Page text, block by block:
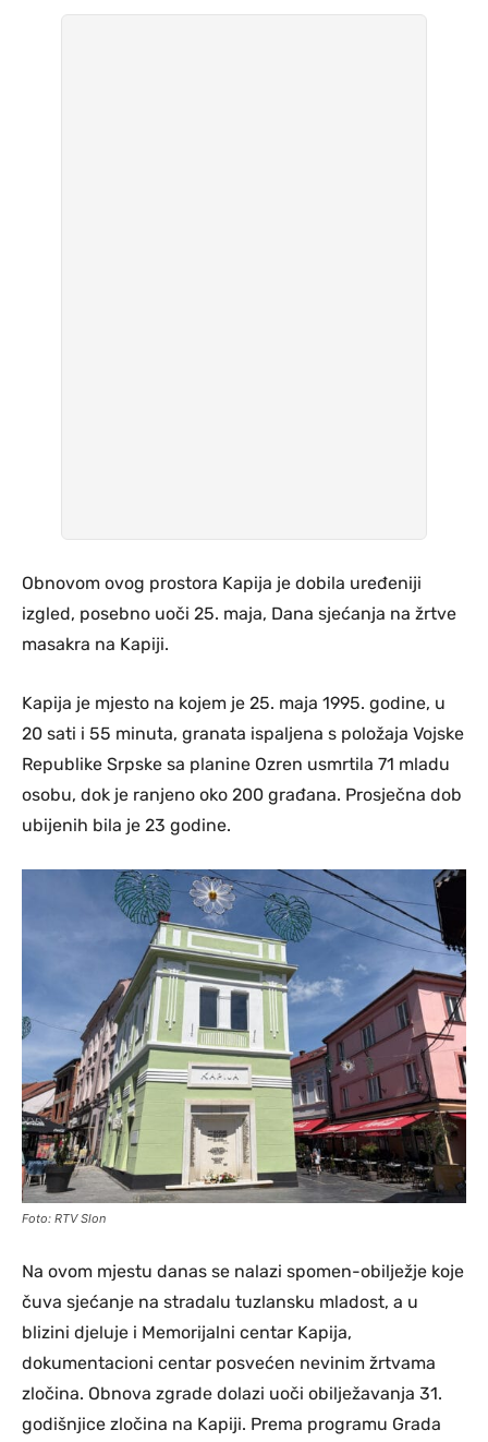
Obnovom ovog prostora Kapija je dobila uređeniji
izgled, posebno uoči 25. maja, Dana sjećanja na žrtve
masakra na Kapiji.
Kapija je mjesto na kojem je 25. maja 1995. godine, u
20 sati i 55 minuta, granata ispaljena s položaja Vojske
Republike Srpske sa planine Ozren usmrtila 71 mladu
osobu, dok je ranjeno oko 200 građana. Prosječna dob
ubijenih bila je 23 godine.
Foto: RTV Slon
Na ovom mjestu danas se nalazi spomen-obilježje koje
čuva sjećanje na stradalu tuzlansku mladost, a u
blizini djeluje i Memorijalni centar Kapija,
dokumentacioni centar posvećen nevinim žrtvama
zločina. Obnova zgrade dolazi uoči obilježavanja 31.
godišnjice zločina na Kapiji. Prema programu Grada